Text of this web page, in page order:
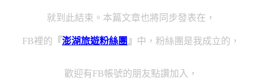
就到此結束。本篇文章也將同步發表在，
FB裡的 『澎湖旅遊粉絲團 』 中，粉絲團是我成立的，
歡迎有FB帳號的朋友點讚加入，